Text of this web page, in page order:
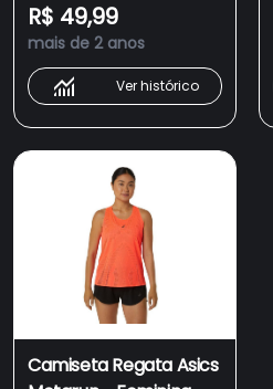
R$ 49,99
mais de 2 anos
Ver histórico
Camiseta Regata Asics